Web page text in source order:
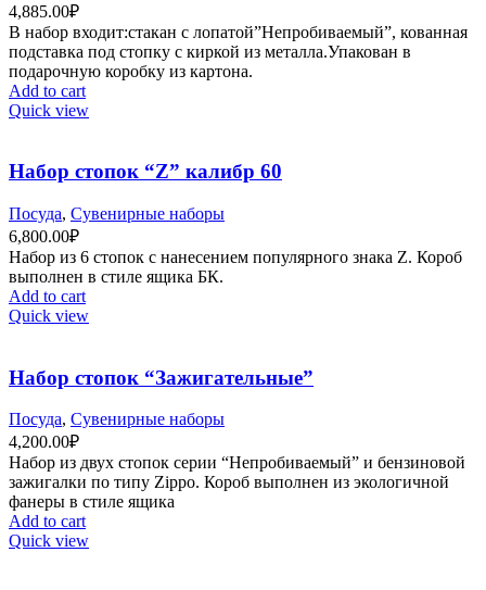
4,885.00₽
В набор входит:стакан с лопатой”Непробиваемый”, кованная
подставка под стопку с киркой из металла.Упакован в
подарочную коробку из картона.
Add to cart
Quick view
Набор стопок “Z” калибр 60
Посуда, Сувенирные наборы
6,800.00₽
Набор из 6 стопок с нанесением популярного знака Z. Короб
выполнен в стиле ящика БК.
Add to cart
Quick view
Набор стопок “Зажигательные”
Посуда, Сувенирные наборы
4,200.00₽
Набор из двух стопок серии “Непробиваемый” и бензиновой
зажигалки по типу Zippo. Короб выполнен из экологичной
фанеры в стиле ящика
Add to cart
Quick view